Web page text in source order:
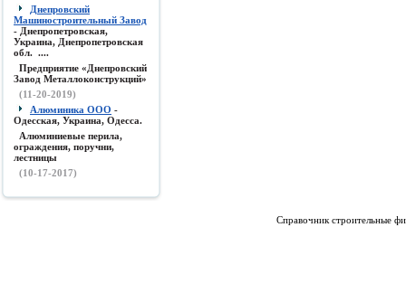
Днепровский
Машиностроительный Завод
- Днепропетровская,
Украина, Днепропетровская
обл. ....
Предприятие «Днепровский
Завод Металлоконструкций»
(11-20-2019)
Алюминика ООО -
Одесская, Украина, Одесса.
Алюминиевые перила,
ограждения, поручни,
лестницы
(10-17-2017)
Справочник строительные